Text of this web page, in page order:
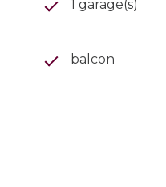
1 garage(s)
balcon